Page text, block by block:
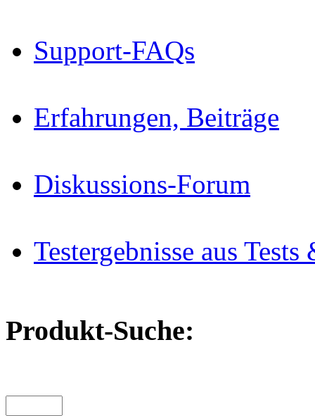
Support-FAQs
Erfahrungen, Beiträge
Diskussions-Forum
Testergebnisse aus
Produkt-Suche: